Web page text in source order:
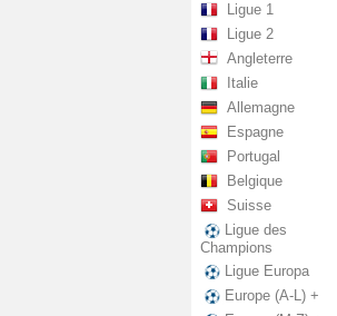
Ligue 1
Ligue 2
Angleterre
Italie
Allemagne
Espagne
Portugal
Belgique
Suisse
Ligue des
Champions
Ligue Europa
Europe (A-L) +